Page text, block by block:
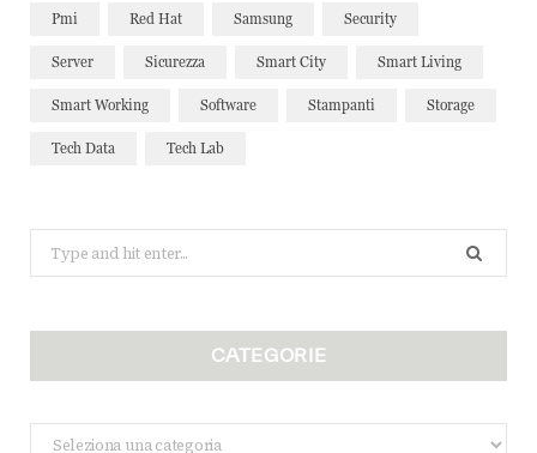
Pmi Red Hat Samsung Security
Server Sicurezza Smart City Smart Living
Smart Working Software Stampanti Storage
Tech Data Tech Lab
for:
CATEGORIE
Categorie